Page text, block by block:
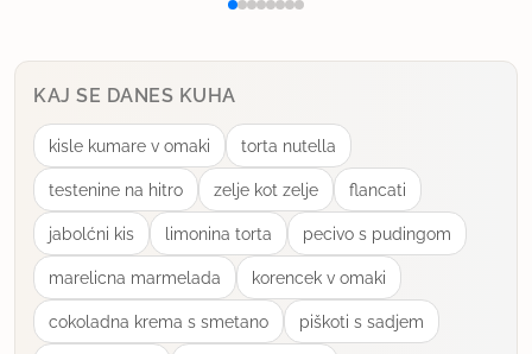
KAJ SE DANES KUHA
kisle kumare v omaki torta nutella
testenine na hitro zelje kot zelje flancati
jabolćni kis limonina torta pecivo s pudingom
marelicna marmelada korencek v omaki
cokoladna krema s smetano piškoti s sadjem